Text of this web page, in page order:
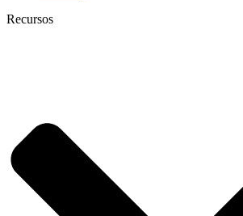
Recursos